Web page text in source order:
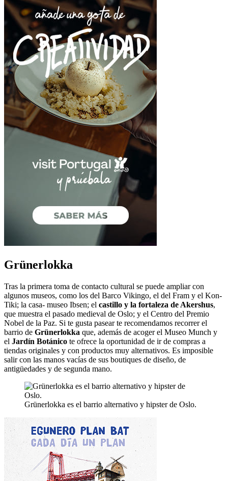
Grünerlokka
Tras la primera toma de contacto cultural se puede ampliar con
algunos museos, como los del Barco Vikingo, el del Fram y el Kon-
Tiki; la casa- museo Ibsen; el castillo y la fortaleza de Akershus,
que muestra el pasado medieval de Oslo; y el Centro del Premio
Nobel de la Paz. Si te gusta pasear te recomendamos recorrer el
barrio de Grünerlokka que, además de acoger el Museo Munch y
el Jardín Botánico te ofrece la oportunidad de ir de compras a
tiendas originales y con productos muy alternativos. Es imposible
salir con las manos vacías de sus boutiques de diseño, de
antigüedades y de segunda mano.
Grünerlokka es el barrio alternativo y hipster de Oslo.